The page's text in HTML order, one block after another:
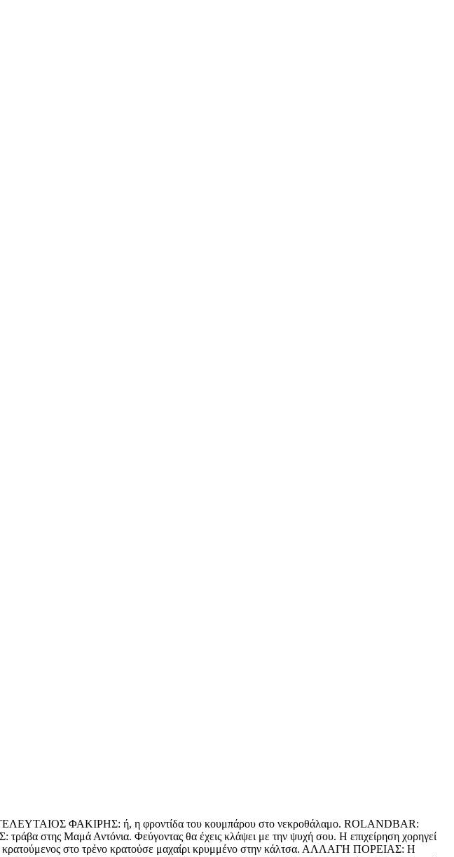
Ο ΤΕΛΕΥΤΑΙΟΣ ΦΑΚΙΡΗΣ: ή, η φροντίδα του κουμπάρου στο νεκροθάλαμο. ROLANDBAR:
στης Μαμά Αντόνια. Φεύγοντας θα έχεις κλάψει με την ψυχή σου. Η επιχείρηση χορηγεί
στο τρένο κρατούσε μαχαίρι κρυμμένο στην κάλτσα. ΑΛΛΑΓΗ ΠΟΡΕΙΑΣ: Η